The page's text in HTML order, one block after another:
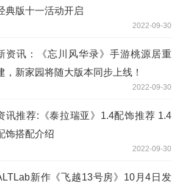
典版十一活动开启
2022-09-30
资讯：《忘川风华录》手游桃源居重
，新家园将随大版本同步上线！
2022-09-30
讯推荐:《泰拉瑞亚》1.4配饰推荐 1.4
饰搭配介绍
2022-09-30
新作《飞越13号房》10月4日发